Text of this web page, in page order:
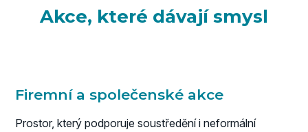
Akce, které dávají smysl
Firemní a společenské akce
Prostor, který podporuje soustředění i neformální